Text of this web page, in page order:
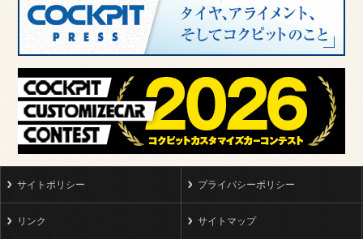
サイトポリシー プライバシーポリシー
リンク サイトマップ